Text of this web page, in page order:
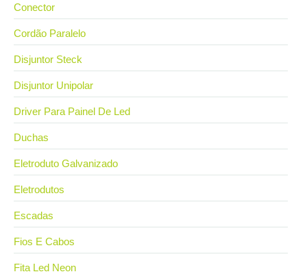
Conector
Cordão Paralelo
Disjuntor Steck
Disjuntor Unipolar
Driver Para Painel De Led
Duchas
Eletroduto Galvanizado
Eletrodutos
Escadas
Fios E Cabos
Fita Led Neon